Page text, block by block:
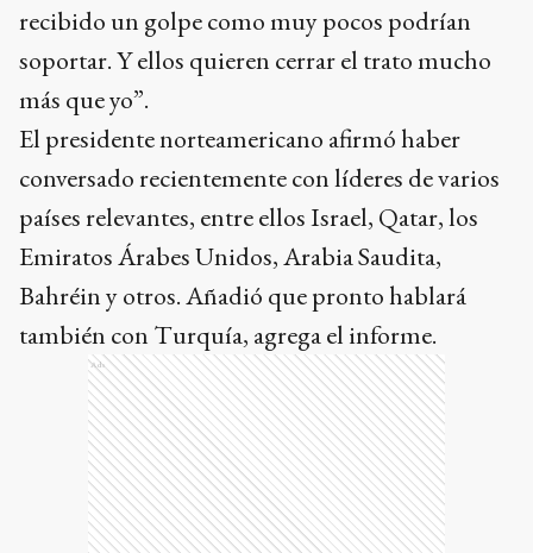
recibido un golpe como muy pocos podrían
soportar. Y ellos quieren cerrar el trato mucho
más que yo”.
El presidente norteamericano afirmó haber
conversado recientemente con líderes de varios
países relevantes, entre ellos Israel, Qatar, los
Emiratos Árabes Unidos, Arabia Saudita,
Bahréin y otros. Añadió que pronto hablará
también con Turquía, agrega el informe.
Ads